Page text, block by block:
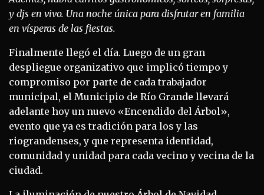
y djs en vivo. Una noche única para disfrutar en familia
en vísperas de las fiestas.
Finalmente llegó el día. Luego de un gran
despliegue organizativo que implicó tiempo y
compromiso por parte de cada trabajador
municipal, el Municipio de Río Grande llevará
adelante hoy un nuevo «Encendido del Árbol»,
evento que ya es tradición para los y las
riograndenses, y que representa identidad,
comunidad y unidad para cada vecino y vecina de la
ciudad.